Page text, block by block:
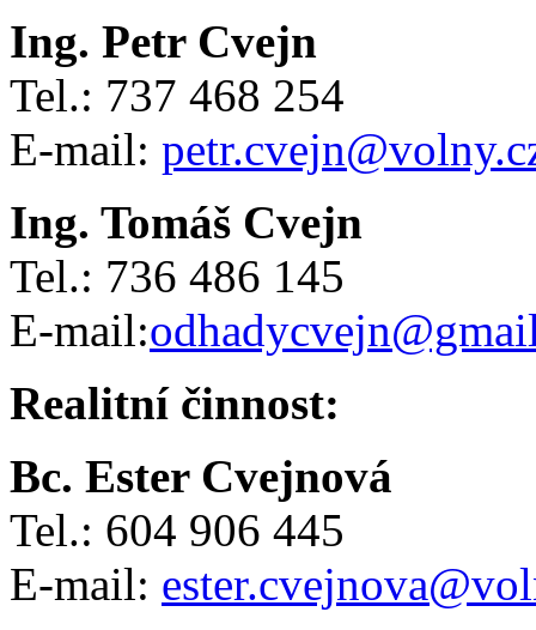
Ing. Petr Cvejn
Tel.: 737 468 254
E-mail:
Ing. Tomáš Cvejn
Tel.: 736 486 145
E-mail:
Realitní činnost:
Bc. Ester Cvejnová
Tel.: 604 906 445
E-mail: